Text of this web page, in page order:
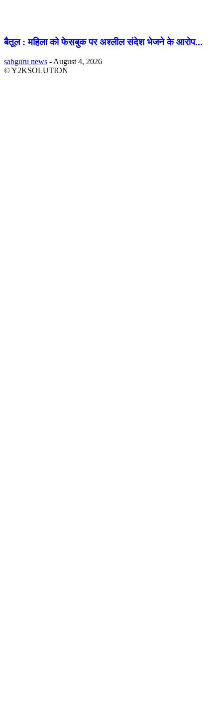
बैतूल : महिला को फेसबुक पर अश्लील संदेश भेजने के आरोप...
sabguru news - August 4, 2026
© Y2KSOLUTION